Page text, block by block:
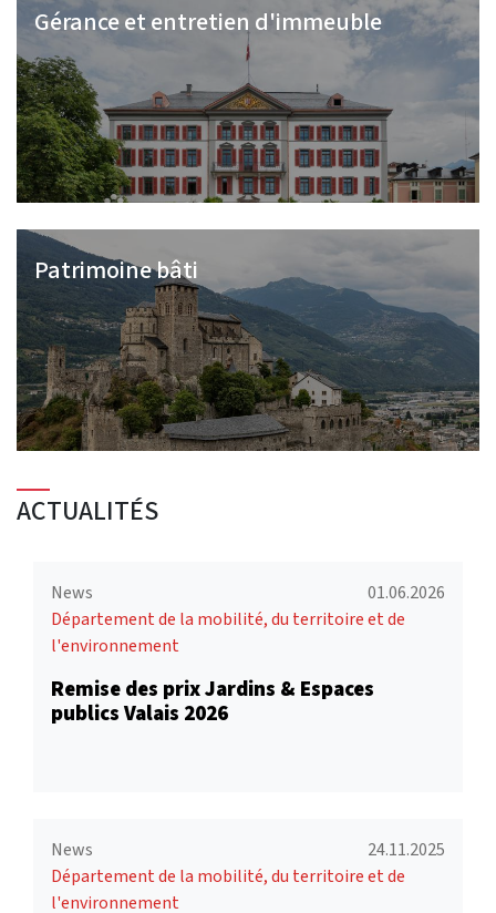
Gérance et entretien d'immeuble
Patrimoine bâti
ACTUALITÉS
News
01.06.2026
Département de la mobilité, du territoire et de
l'environnement
Remise des prix Jardins & Espaces
publics Valais 2026
News
24.11.2025
Département de la mobilité, du territoire et de
l'environnement